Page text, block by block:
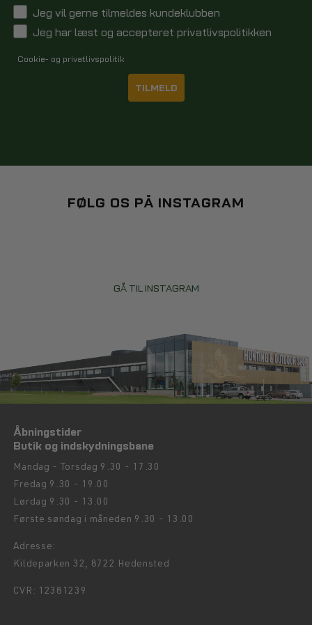
beskyttelsesudstyr til monteringstilbehør og redigeringssoftware,
er der en verden af muligheder derude for at hjælpe dig med at få
Jeg vil gerne tilmeldes kundeklubben
Jeg har læst og accepteret privatlivspolitikken
Cookie- og privatlivspolitik
TILMELD
FØLG OS PÅ INSTAGRAM
GÅ TIL INSTAGRAM
Åbningstider
Butik og indskydningsbane
Mandag - Torsdag 9.30 - 17.30
Fredag 9.30 - 19.00
Lørdag 9.30 - 13.00
Første søndag i måneden 9.30 - 13.00
Adresse:
Kildeparken 32, 8722 Hedensted
CVR: 12381239